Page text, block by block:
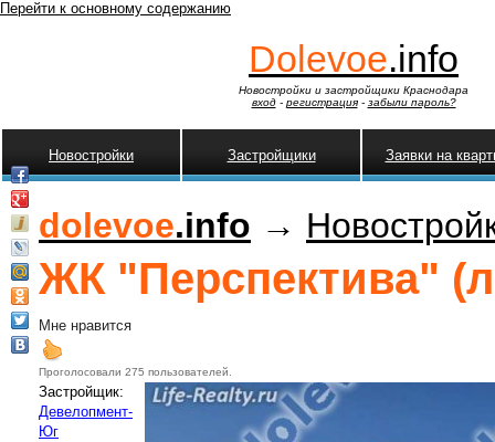
Перейти к основному содержанию
Dolevoe.info
Новостройки и застройщики Краснодара
вход- регистрация- забыли пароль?
Новостройки Застройщики Заявки на
dolevoe.info →
ЖК "Перспектива"
Мне нравится
Проголосовали 275 пользователей.
Застройщик:
Девелопмент-
Юг